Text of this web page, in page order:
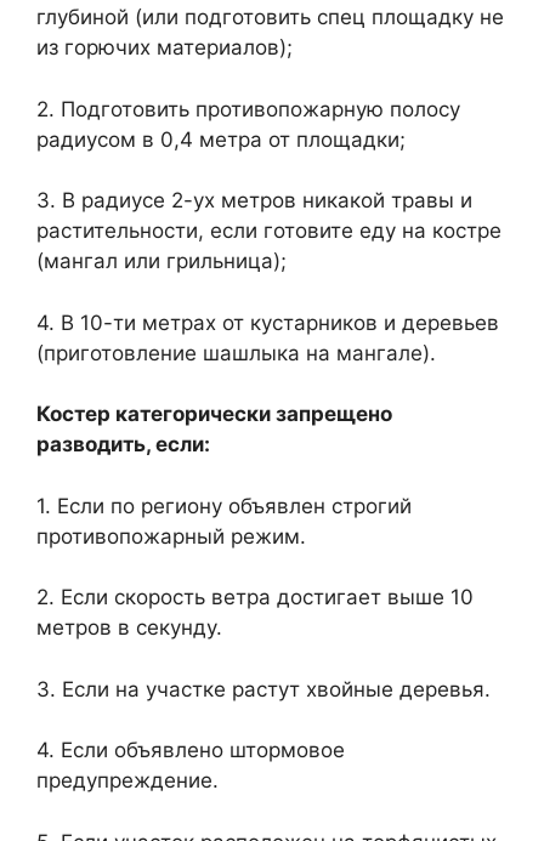
глубиной (или подготовить спец площадку не
из горючих материалов);
2. Подготовить противопожарную полосу
радиусом в 0,4 метра от площадки;
3. В радиусе 2-ух метров никакой травы и
растительности, если готовите еду на костре
(мангал или грильница);
4. В 10-ти метрах от кустарников и деревьев
(приготовление шашлыка на мангале).
Костер категорически запрещено
разводить, если:
1. Если по региону объявлен строгий
противопожарный режим.
2. Если скорость ветра достигает выше 10
метров в секунду.
3. Если на участке растут хвойные деревья.
4. Если объявлено штормовое
предупреждение.